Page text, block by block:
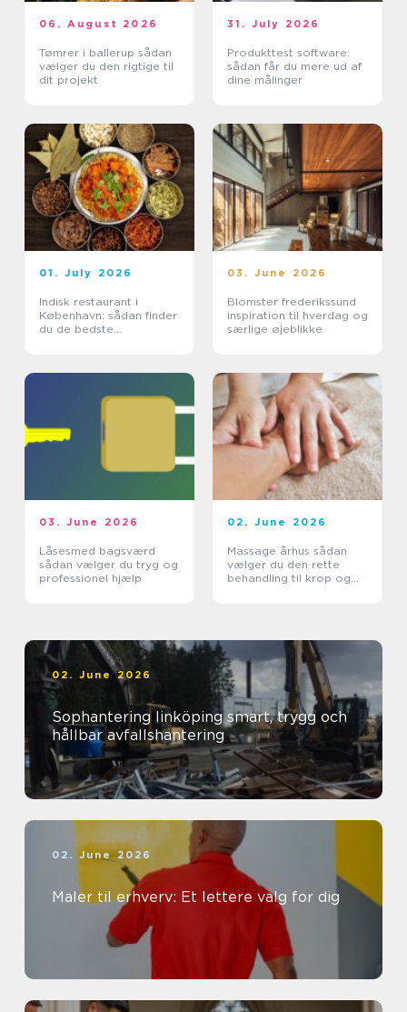
06. August 2026
Tømrer i ballerup sådan
vælger du den rigtige til
dit projekt
31. July 2026
Produkttest software:
sådan får du mere ud af
dine målinger
01. July 2026
Indisk restaurant i
København: sådan finder
du de bedste
03. June 2026
Blomster frederikssund
inspiration til hverdag og
særlige øjeblikke
03. June 2026
Låsesmed bagsværd
sådan vælger du tryg og
professionel hjælp
02. June 2026
Massage århus sådan
vælger du den rette
behandling til krop og
02. June 2026
Sophantering linköping smart, trygg och
hållbar avfallshantering
02. June 2026
Maler til erhverv: Et lettere valg for dig